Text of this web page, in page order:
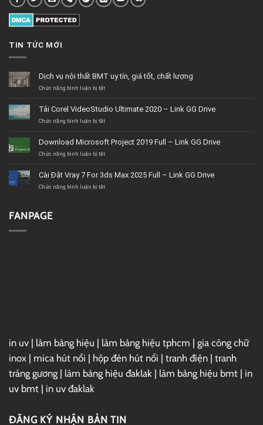
TIN TỨC MỚI
Dịch vụ nội thất BMT uy tín, giá tốt, chất lượng
Chức năng bình luận bị tắtở
nội
thất
tín,
giá
lượng
Tải Corel VideoStudio Ultimate 2020 – Link GG Drive
Chức năng bình luận bị tắtở
VideoStudio
Ultimate
Link
GG
Download Microsoft Project 2019 Full – Link GG Drive
Chức năng bình luận bị tắtở
Project
2019
Cài Đặt Vray 7 For 3ds Max 2025 Full – Link GG Drive
Chức năng bình luận bị tắtở
FANPAGE
in uv | làm bảng hiệu | làm bảng hiệu tphcm | gia công chữ
inox | mica hút nổi | hộp đèn hút nổi | tranh điện | tranh
tráng gương | làm bảng hiệu đaklak | làm bảng hiệu bmt | in
uv bmt | in uv đaklak
ĐĂNG KÝ NHẬN BẢN TIN